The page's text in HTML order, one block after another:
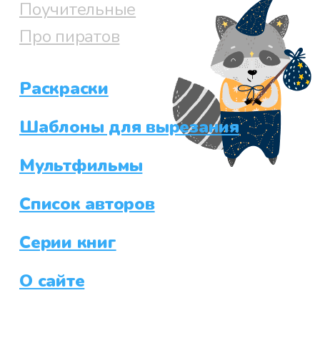
Поучительные
Про пиратов
Раскраски
Шаблоны для вырезания
Мультфильмы
Список авторов
Серии книг
О сайте